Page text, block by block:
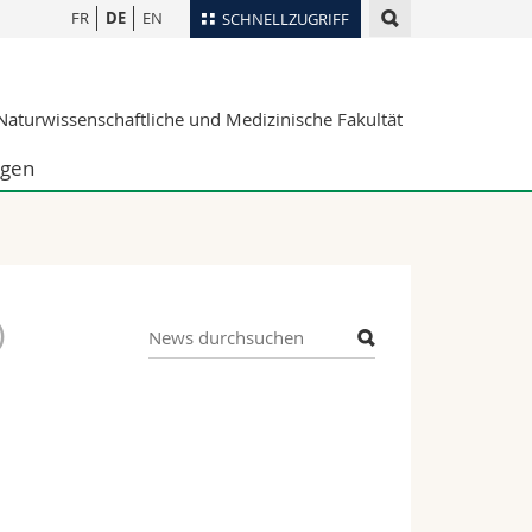
SCHNELLZUGRIFF
Ortsplan
Webmail
FR DE EN
und Medizinische Fakultät